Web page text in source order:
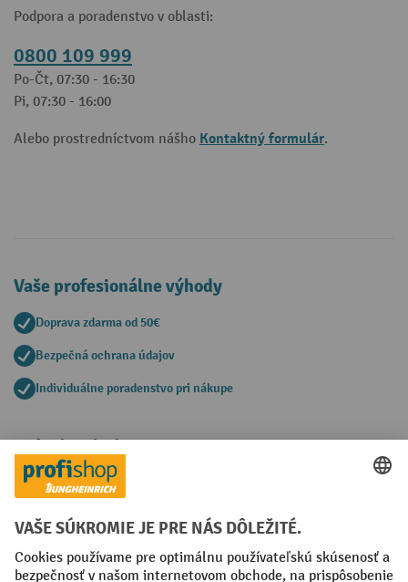
Podpora a poradenstvo v oblasti:
0800 109 999
Po-Čt, 07:30 - 16:30
Pi, 07:30 - 16:00
Alebo prostredníctvom nášho Kontaktný formulár.
Vaše profesionálne výhody
Doprava zdarma od 50€
Bezpečná ochrana údajov
Individuálne poradenstvo pri nákupe
Spôsoby platby
Creditcard (Master)Creditcard (Visa)
Faktúra Predplatba